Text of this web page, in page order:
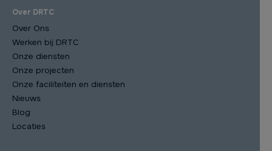
Over DRTC
Over Ons
Werken bij DRTC
Onze diensten
Onze projecten
Onze faciliteiten en diensten
Nieuws
Blog
Locaties